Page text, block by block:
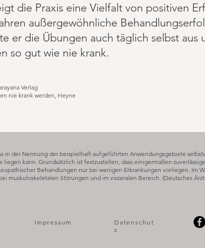
die Praxis eine Vielfalt von positiven
außergewöhnliche
er die Übungen auch täglich selbst aus
so gut wie nie krank.
Verlag
nie krank werden, Heyne
in der Nennung der beispielhaft aufgeführten Anwendungsgebiete
kann. Grundsätzlich ist festzustellen, dass einigermaßen zuverlässige
Behandlungen nur bei wenigen Erkrankungen vorliegen. Im
muskuloskeletalen Störungen und im viszeralen Bereich. (Deutsches
Impressum
Datenschut
z